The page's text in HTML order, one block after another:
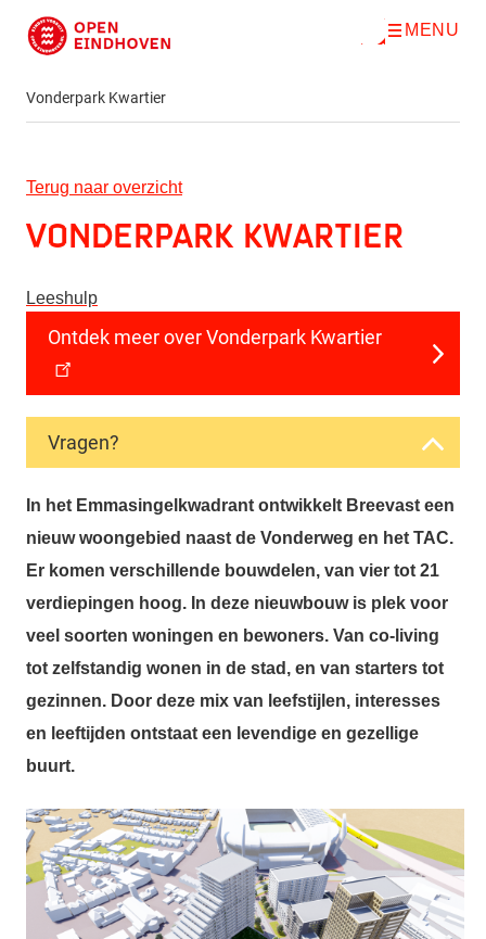
Direct naar de inhoud
O
MENU
Vonderpark Kwartier
Terug naar overzicht
Vonderpark Kwartier
Leeshulp
Ontdek meer over Vonderpark Kwartier
Vragen?
In het Emmasingelkwadrant ontwikkelt Breevast een
nieuw woongebied naast de Vonderweg en het TAC.
Er komen verschillende bouwdelen, van vier tot 21
verdiepingen hoog. In deze nieuwbouw is plek voor
veel soorten woningen en bewoners. Van co-living
tot zelfstandig wonen in de stad, en van starters tot
gezinnen. Door deze mix van leefstijlen, interesses
en leeftijden ontstaat een levendige en gezellige
buurt.